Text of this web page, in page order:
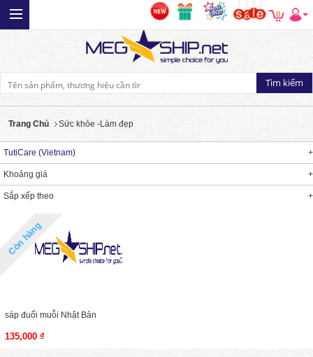
0
Trang Chủ Sức khỏe -Làm đẹp
TutiCare (Vietnam)
Khoảng giá
Sắp xếp theo
Còn hàng
sáp đuổi muỗi Nhật Bản
135,000 ₫